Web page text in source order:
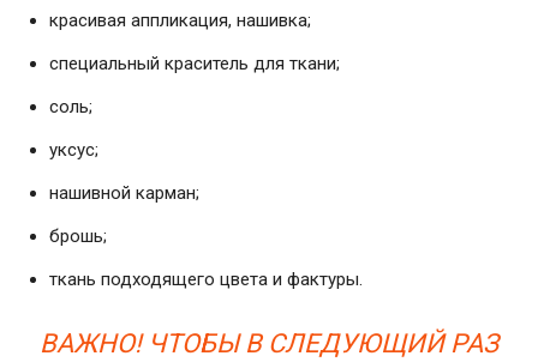
красивая аппликация, нашивка;
специальный краситель для ткани;
соль;
уксус;
нашивной карман;
брошь;
ткань подходящего цвета и фактуры.
ВАЖНО! ЧТОБЫ В СЛЕДУЮЩИЙ РАЗ